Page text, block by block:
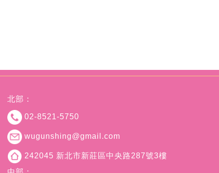
北部：
02-8521-5750
wugunshing@gmail.com
242045 新北市新莊區中央路287號3樓